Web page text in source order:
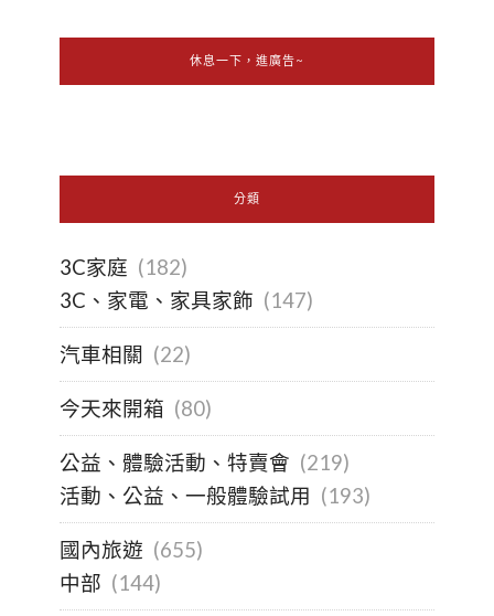
休息一下，進廣告~
分類
3C家庭 (182)
3C、家電、家具家飾 (147)
汽車相關 (22)
今天來開箱 (80)
公益、體驗活動、特賣會 (219)
活動、公益、一般體驗試用 (193)
國內旅遊 (655)
中部 (144)